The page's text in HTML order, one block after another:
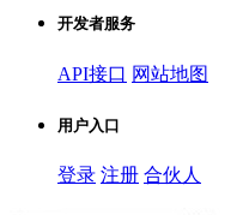
开发者服务
API接口 网站地图
用户入口
登录 注册 合伙人